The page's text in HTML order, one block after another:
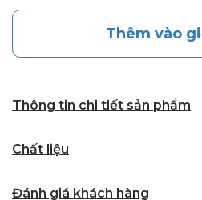
Thêm vào
Thông tin chi tiết sản phẩm
Chất liệu
Đánh giá khách hàng